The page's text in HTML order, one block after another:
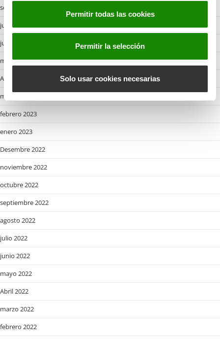
s
n
i
n
t
o
Permitir todas las cookies
Permitir la selección
Solo usar cookies necesarias
septiembre 2023
julio 2023
junio 2023
mayo 2023
Abril 2023
marzo 2023
febrero 2023
enero 2023
Desembre 2022
noviembre 2022
octubre 2022
septiembre 2022
agosto 2022
julio 2022
junio 2022
mayo 2022
Abril 2022
marzo 2022
febrero 2022